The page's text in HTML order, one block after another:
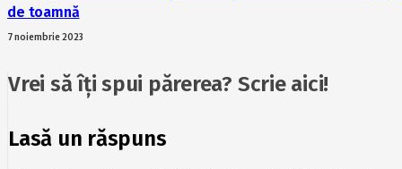
de toamnă
7 noiembrie 2023
Vrei să îți spui părerea? Scrie aici!
Lasă un răspuns